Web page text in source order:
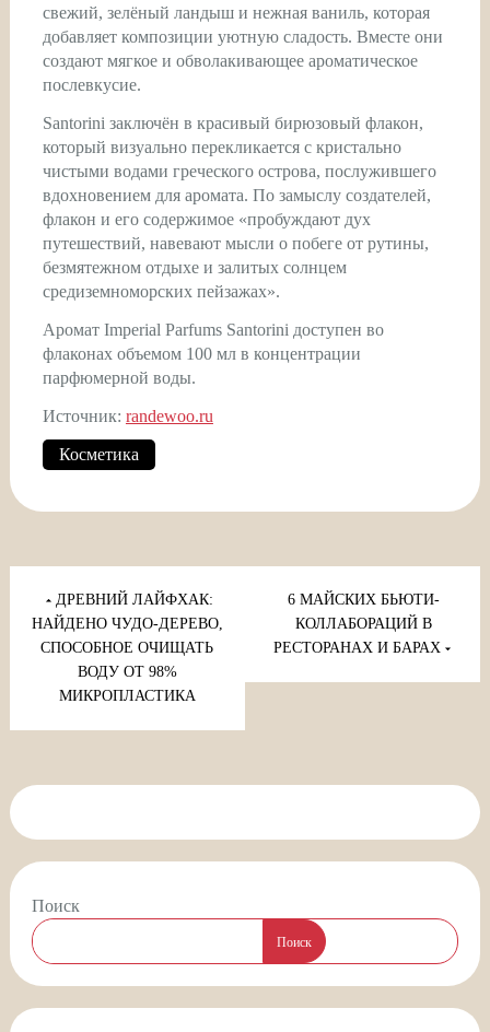
свежий, зелёный ландыш и нежная ваниль, которая
добавляет композиции уютную сладость. Вместе они
создают мягкое и обволакивающее ароматическое
послевкусие.
Santorini заключён в красивый бирюзовый флакон,
который визуально перекликается с кристально
чистыми водами греческого острова, послужившего
вдохновением для аромата. По замыслу создателей,
флакон и его содержимое «пробуждают дух
путешествий, навевают мысли о побеге от рутины,
безмятежном отдыхе и залитых солнцем
средиземноморских пейзажах».
Аромат Imperial Parfums Santorini доступен во
флаконах объемом 100 мл в концентрации
парфюмерной воды.
Источник: randewoo.ru
Косметика
Навигация
по
записям
ДРЕВНИЙ ЛАЙФХАК:
НАЙДЕНО ЧУДО-ДЕРЕВО,
СПОСОБНОЕ ОЧИЩАТЬ
ВОДУ ОТ 98%
МИКРОПЛАСТИКА
6 МАЙСКИХ БЬЮТИ-
КОЛЛАБОРАЦИЙ В
РЕСТОРАНАХ И БАРАХ
Поиск
Поиск